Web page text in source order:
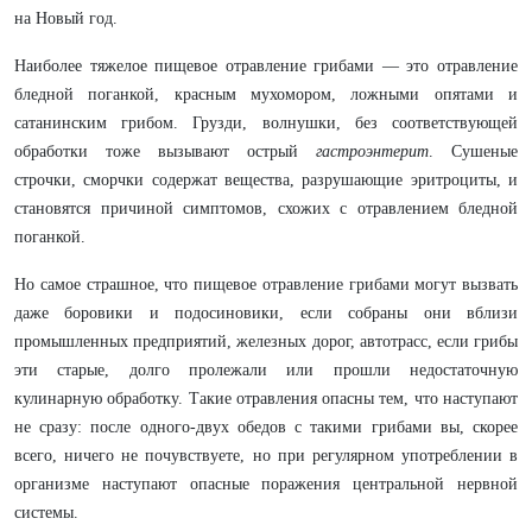
на Новый год.
Наиболее тяжелое пищевое отравление грибами — это отравление
бледной поганкой, красным мухомором, ложными опятами и
сатанинским грибом. Грузди, волнушки, без соответствующей
обработки тоже вызывают острый гастроэнтерит. Сушеные
строчки, сморчки содержат вещества, разрушающие эритроциты, и
становятся причиной симптомов, схожих с отравлением бледной
поганкой.
Но самое страшное, что пищевое отравление грибами могут вызвать
даже боровики и подосиновики, если собраны они вблизи
промышленных предприятий, железных дорог, автотрасс, если грибы
эти старые, долго пролежали или прошли недостаточную
кулинарную обработку. Такие отравления опасны тем, что наступают
не сразу: после одного-двух обедов с такими грибами вы, скорее
всего, ничего не почувствуете, но при регулярном употреблении в
организме наступают опасные поражения центральной нервной
системы.